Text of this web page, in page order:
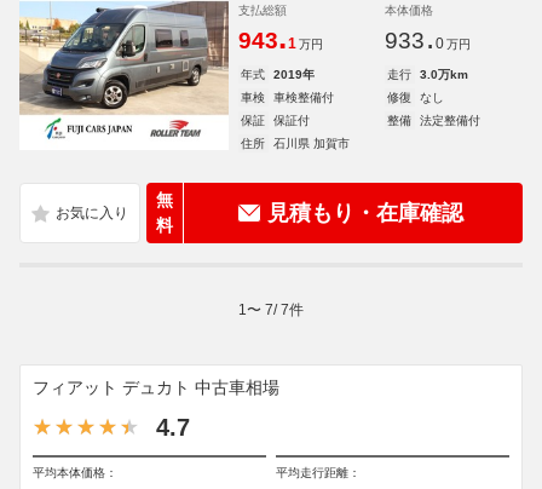
支払総額
943.1 万円
本体価格
933. 0 万円
年式 2019年 走行
3.0万km
車検
車検整備付 修復
なし
保証
保証付 整備
法定整備付
住所
石川県 加賀市
無
料
見積もり・在庫確認
1 〜 7/7件
フィアット デュカト 中古車相場
4.7
平均本体価格： 平均走行距離：